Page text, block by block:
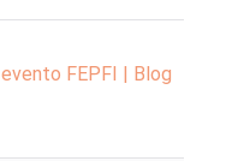
FEPFI | Blog